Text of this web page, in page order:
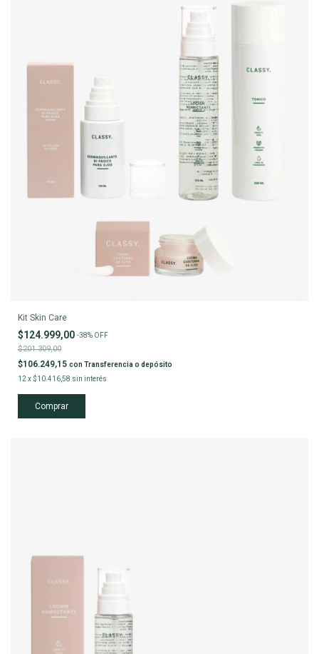
Kit Skin Care
$124.999,00 -38% OFF
$201.309,00
$106.249,15 con Transferencia o depósito
12 x$10.416,58 sin interés